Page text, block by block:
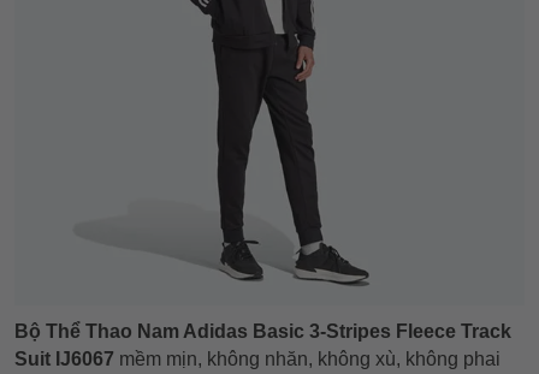
Bộ Thể Thao Nam Adidas Basic 3-Stripes Fleece Track
Suit IJ6067 mềm mịn, không nhăn, không xù, không phai